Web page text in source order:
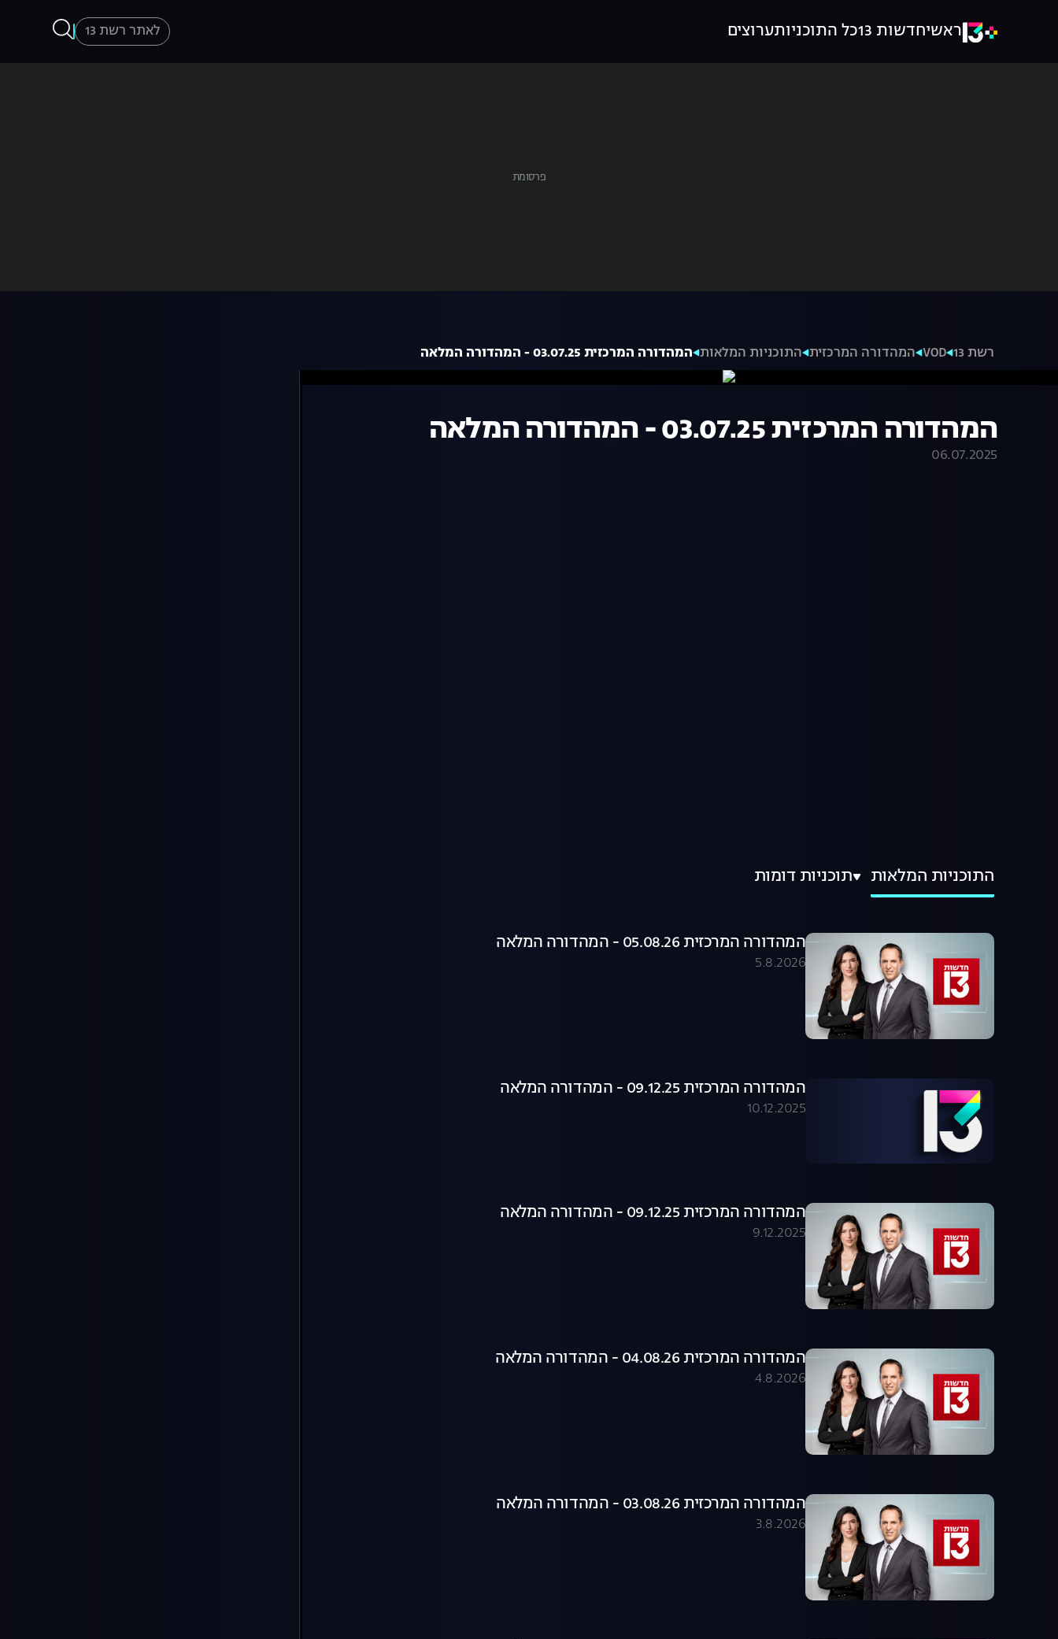
ראשיחדשות 13 כל התוכניותערוצים לאתר רשת 13
רשת 13 VOD המהדורה המרכזית התוכניות המלאות המהדורה המרכזית 03.07.25 - המהדורה המלאה
המהדורה המרכזית 03.07.25 - המהדורה המלאה
06.07.2025
התוכניות המלאות תוכניות דומות
המהדורה המרכזית 05.08.26 - המהדורה המלאה
5.8.2026
המהדורה המרכזית 09.12.25 - המהדורה המלאה
10.12.2025
המהדורה המרכזית 09.12.25 - המהדורה המלאה
9.12.2025
המהדורה המרכזית 04.08.26 - המהדורה המלאה
4.8.2026
המהדורה המרכזית 03.08.26 - המהדורה המלאה
3.8.2026